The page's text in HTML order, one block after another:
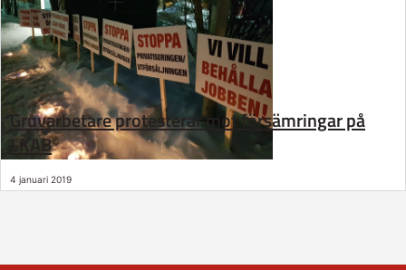
Gruvarbetare protesterar mot försämringar på
LKAB
4 januari 2019